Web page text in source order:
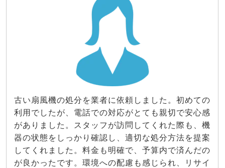
古い扇風機の処分を業者に依頼しました。初めての
利用でしたが、電話での対応がとても親切で安心感
がありました。スタッフが訪問してくれた際も、機
器の状態をしっかり確認し、適切な処分方法を提案
してくれました。料金も明確で、予算内で済んだの
が良かったです。環境への配慮も感じられ、リサイ